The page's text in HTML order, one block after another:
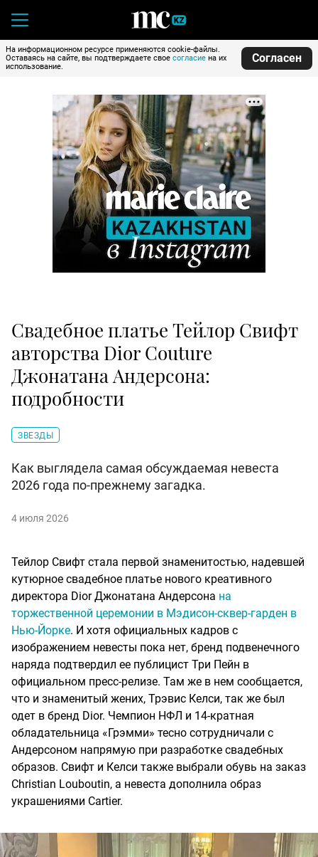
На информационном ресурсе применяются cookie-файлы.
Оставаясь на сайте, вы подтверждаете свое согласие на их
использование.
Согласен
Свадебное платье Тейлор Свифт
авторства Dior Couture
Джонатана Андерсона:
подробности
ЗВЕЗДЫ
Как выглядела самая обсуждаемая невеста
2026 года по-прежнему загадка.
4 июля 2026
Тейлор Свифт стала первой знаменитостью, надевшей
кутюрное свадебное платье нового креативного
директора Dior Джонатана Андерсона на
торжественной церемонии в Мэдисон-сквер-гарден в
Нью-Йорке. И хотя официальных кадров с
изображением невесты пока нет, бренд подвенечного
наряда подтвердил ее публицист Три Пейн в
официальном пресс-релизе. Там же в нем сообщается,
что и знаменитый жених, Трэвис Келси, так же был
одет в бренд Dior. Чемпион НФЛ и 14-кратная
обладательница «Грэмми» тесно сотрудничали с
Андерсоном напрямую при разработке свадебных
образов. Свифт и Келси также выбрали обувь на заказ
Christian Louboutin, а невеста дополнила образ
украшениями Cartier.